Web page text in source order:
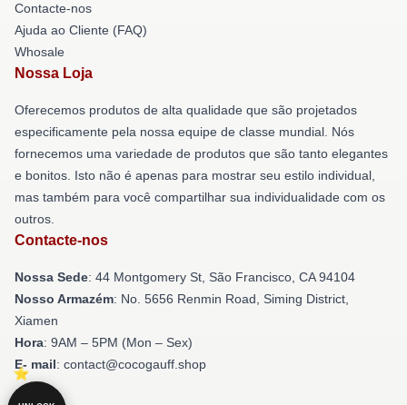
Contacte-nos
Ajuda ao Cliente (FAQ)
Whosale
Nossa Loja
Oferecemos produtos de alta qualidade que são projetados
especificamente pela nossa equipe de classe mundial. Nós
fornecemos uma variedade de produtos que são tanto elegantes
e bonitos. Isto não é apenas para mostrar seu estilo individual,
mas também para você compartilhar sua individualidade com os
outros.
Contacte-nos
Nossa Sede: 44 Montgomery St, São Francisco, CA 94104
Nosso Armazém: No. 5656 Renmin Road, Siming District,
Xiamen
Hora: 9AM – 5PM (Mon – Sex)
E- mail: contact@cocogauff.shop